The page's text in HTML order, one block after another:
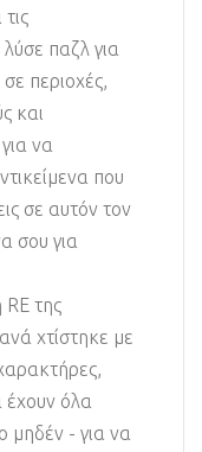
παζλ για
περιοχές,
και
να
που
σε αυτόν τον
σου για
της
χτίστηκε με
έχουν όλα
μηδέν - για να